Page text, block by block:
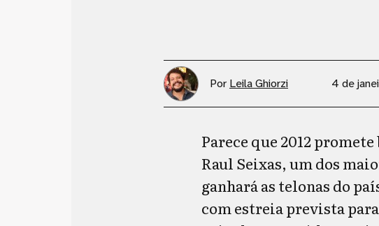
Por Leila Ghiorzi 4 de
Parece que 2012
Raul Seixas, um dos
ganhará as telonas do
com estreia prevista